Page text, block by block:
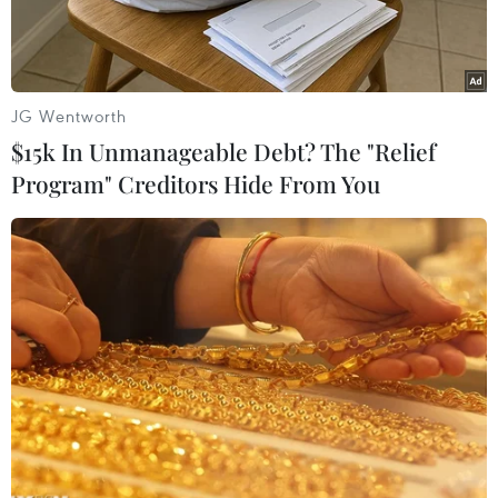
Thứ trưởng Ngoại giao Nga Sergei Ryabkov. (Ảnh: EPA/TTXVN)
Theo Tân hoa xã, Thứ trưởng Ngoại giao Nga
Sergei Ryabkov ngày 23/11 tuyên bố Nga không
có ý định thay đổi học thuyết quân sự của mình
bất chấp Mỹ có kế hoạch rút khỏi Hiệp ước Các
lực lượng tên lửa tầm trung (INF).
Ông Ryabkov cho biết học thuyết quân sự của
JG Wentworth
$15k In Unmanageable Debt? The "Relief
Program" Creditors Hide From You